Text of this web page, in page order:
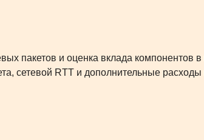
пакетов и оценка вклада компонентов в
сетевой RTT и дополнительные расходы